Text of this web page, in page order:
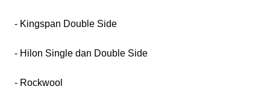
- Kingspan Double Side
- Hilon Single dan Double Side
- Rockwool